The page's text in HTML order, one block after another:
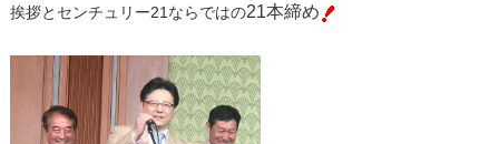
挨拶とセンチュリー21ならではの21本締め